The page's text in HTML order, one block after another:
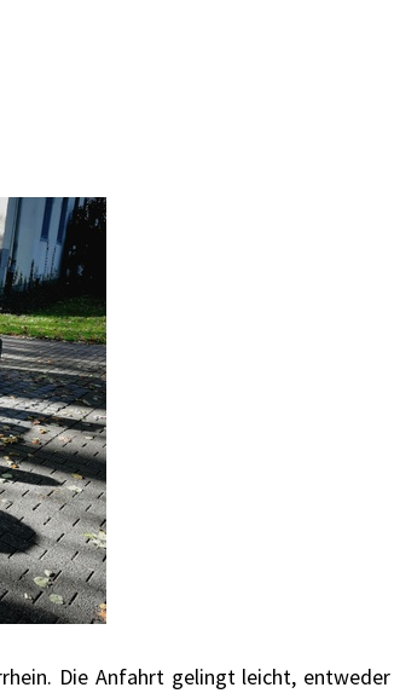
Die Anfahrt gelingt leicht, entweder